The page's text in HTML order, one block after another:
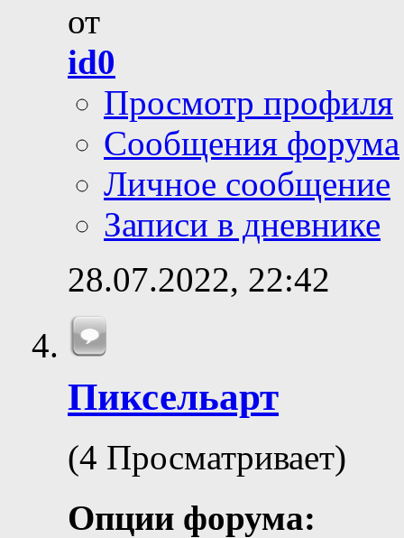
от
id0
Просмотр профиля
Сообщения форума
Личное сообщение
Записи в дневнике
28.07.2022, 22:42
Пиксельарт
(4 Просматривает)
Опции форума: